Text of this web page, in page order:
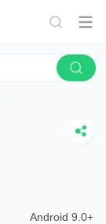
Android 9.0+